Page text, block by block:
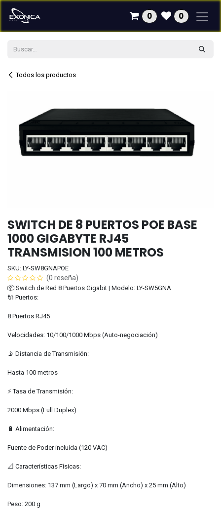
Ir al contenido
0 0
Todos los productos
SWITCH DE 8 PUERTOS POE BASE
1000 GIGABYTE RJ45
TRANSMISION 100 METROS
SKU: LY-SW8GNAPOE
(0 reseña)
📦 Switch de Red 8 Puertos Gigabit | Modelo: LY-SW5GNA
🔌 Puertos:
8 Puertos RJ45
Velocidades: 10/100/1000 Mbps (Auto-negociación)
📡 Distancia de Transmisión:
Hasta 100 metros
⚡ Tasa de Transmisión:
2000 Mbps (Full Duplex)
🔋 Alimentación:
Fuente de Poder incluida (120 VAC)
📐 Características Físicas:
Dimensiones: 137 mm (Largo) x 70 mm (Ancho) x 25 mm (Alto)
Peso: 200 g